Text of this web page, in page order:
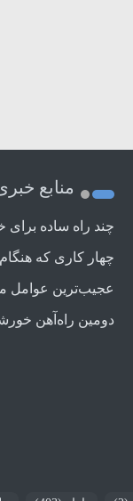
منابع
چند راه‌ ساده
چهار کاری که هنگام
عجیب‌ترین عوامل
دومین راه‌آهن